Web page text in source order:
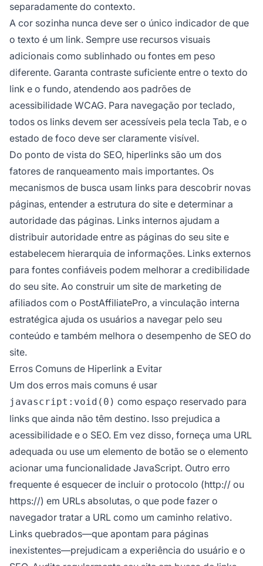
separadamente do contexto.
A cor sozinha nunca deve ser o único indicador de que
o texto é um link. Sempre use recursos visuais
adicionais como sublinhado ou fontes em peso
diferente. Garanta contraste suficiente entre o texto do
link e o fundo, atendendo aos padrões de
acessibilidade WCAG. Para navegação por teclado,
todos os links devem ser acessíveis pela tecla Tab, e o
estado de foco deve ser claramente visível.
Do ponto de vista do SEO, hiperlinks são um dos
fatores de ranqueamento mais importantes. Os
mecanismos de busca usam links para descobrir novas
páginas, entender a estrutura do site e determinar a
autoridade das páginas. Links internos ajudam a
distribuir autoridade entre as páginas do seu site e
estabelecem hierarquia de informações. Links externos
para fontes confiáveis podem melhorar a credibilidade
do seu site. Ao construir um site de marketing de
afiliados com o PostAffiliatePro, a vinculação interna
estratégica ajuda os usuários a navegar pelo seu
conteúdo e também melhora o desempenho de SEO do
site.
Erros Comuns de Hiperlink a Evitar
Um dos erros mais comuns é usar
javascript:void(0) como espaço reservado para
links que ainda não têm destino. Isso prejudica a
acessibilidade e o SEO. Em vez disso, forneça uma URL
adequada ou use um elemento de botão se o elemento
acionar uma funcionalidade JavaScript. Outro erro
frequente é esquecer de incluir o protocolo (http:// ou
https://) em URLs absolutas, o que pode fazer o
navegador tratar a URL como um caminho relativo.
Links quebrados—que apontam para páginas
inexistentes—prejudicam a experiência do usuário e o